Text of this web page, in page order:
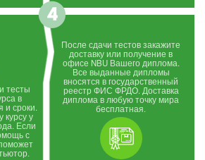
тесты
в
и сроки.
курсу у
Если
с
После сдачи тестов закажите
доставку или получение в
офисе NBU Вашего диплома.
Все выданные дипломы
вносятся в государственный
реестр ФИС ФРДО. Доставка
диплома в любую точку мира
бесплатная.